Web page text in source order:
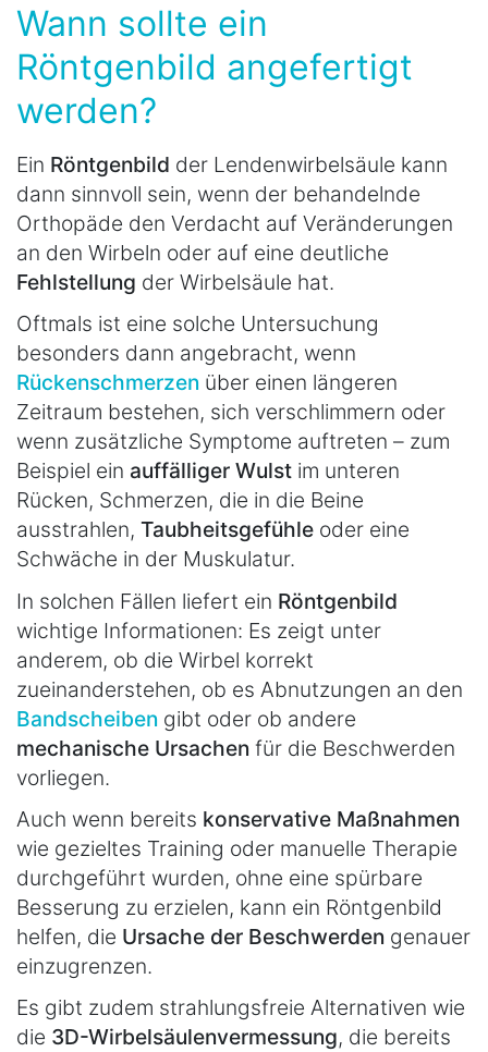
Wann sollte ein
Röntgenbild angefertigt
werden?
Ein Röntgenbild der Lendenwirbelsäule kann
dann sinnvoll sein, wenn der behandelnde
Orthopäde den Verdacht auf Veränderungen
an den Wirbeln oder auf eine deutliche
Fehlstellung der Wirbelsäule hat.
Oftmals ist eine solche Untersuchung
besonders dann angebracht, wenn
Rückenschmerzen über einen längeren
Zeitraum bestehen, sich verschlimmern oder
wenn zusätzliche Symptome auftreten – zum
Beispiel ein auffälliger Wulst im unteren
Rücken, Schmerzen, die in die Beine
ausstrahlen, Taubheitsgefühle oder eine
Schwäche in der Muskulatur.
In solchen Fällen liefert ein Röntgenbild
wichtige Informationen: Es zeigt unter
anderem, ob die Wirbel korrekt
zueinanderstehen, ob es Abnutzungen an den
Bandscheiben gibt oder ob andere
mechanische Ursachen für die Beschwerden
vorliegen.
Auch wenn bereits konservative Maßnahmen
wie gezieltes Training oder manuelle Therapie
durchgeführt wurden, ohne eine spürbare
Besserung zu erzielen, kann ein Röntgenbild
helfen, die Ursache der Beschwerden genauer
einzugrenzen.
Es gibt zudem strahlungsfreie Alternativen wie
die 3D-Wirbelsäulenvermessung, die bereits